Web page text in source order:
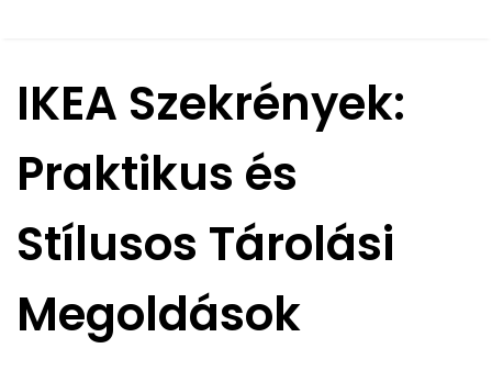
IKEA Szekrények:
Praktikus és
Stílusos Tárolási
Megoldások